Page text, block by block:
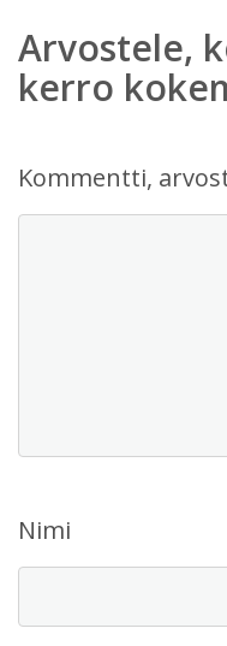
Arvostele,
kerro
Kommentti,
Nimi